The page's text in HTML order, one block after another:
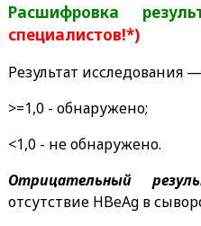
Расшифровка
специалистов!*)
Результат исследования
>=1,0 - обнаружено;
<1,0 - не обнаружено.
Отрицательный
отсутствие HBeAg в